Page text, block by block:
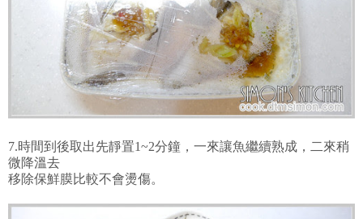
7.時間到後取出先靜置1~2分鐘，一來讓魚繼續熟成，二來稍
微降溫去
移除保鮮膜比較不會燙傷。